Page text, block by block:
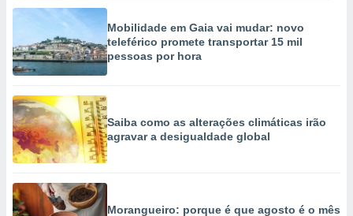
Mobilidade em Gaia vai mudar: novo
teleférico promete transportar 15 mil
pessoas por hora
Saiba como as alterações climáticas irão
agravar a desigualdade global
Morangueiro: porque é que agosto é o mês